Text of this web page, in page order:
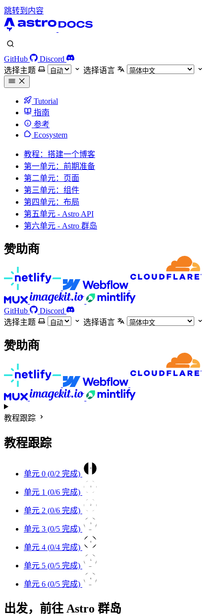
跳转到内容
GitHub
Discord
选择主题
选择语言
Tutorial
指南
参考
Ecosystem
教程：搭建一个博客
第一单元：前期准备
第二单元：页面
第三单元：组件
第四单元：布局
第五单元 - Astro API
第六单元 - Astro 群岛
赞助商
GitHub
Discord
选择主题
选择语言
赞助商
教程跟踪
教程跟踪
单元 0 (0/2 完成)
0
单元 1 (0/6 完成)
1
单元 2 (0/6 完成)
2
单元 3 (0/5 完成)
3
单元 4 (0/4 完成)
4
单元 5 (0/5 完成)
5
单元 6 (0/5 完成)
6
出发，前往 Astro 群岛